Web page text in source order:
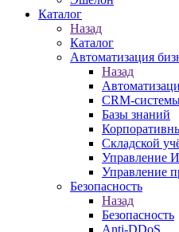
Каталог
Назад
Каталог
Автоматизация
Назад
CRM-
Базы знаний
Складской
Управление
Управление
Безопасность
Назад
Безопасность
Anti-DDoS